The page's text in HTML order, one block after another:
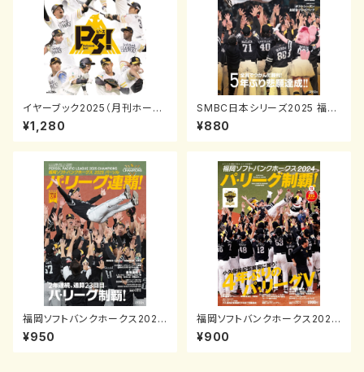
イヤーブック2025（月刊ホーク
ス2025年4月号増刊）
¥1,280
SMBC日本シリーズ2025 福岡
ソフトバンクホークス日本一達
成！
¥880
福岡ソフトバンクホークス2025
パーソル パ・リーグ連覇
¥950
福岡ソフトバンクホークス2024
パ・リーグ制覇！（月刊ホークス2
024年10月号増刊）
¥900